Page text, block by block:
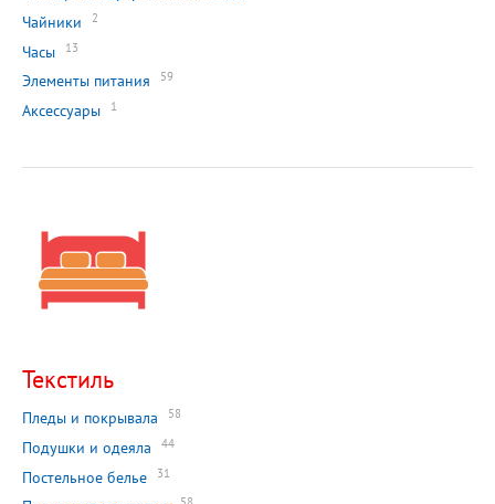
Чайники 2
Часы 13
Элементы питания 59
Аксессуары 1
Текстиль
Пледы и покрывала 58
Подушки и одеяла 44
Постельное белье 31